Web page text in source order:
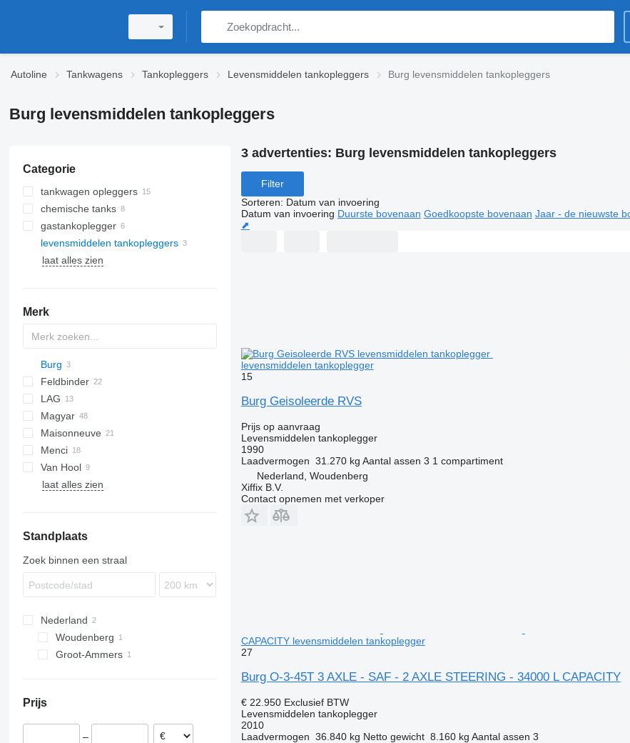
Autoline Tankwagens Tankopleggers Levensmiddelen tankopleggers Burg levensmiddelen tankopleggers
Burg levensmiddelen tankopleggers
Categorie
tankwagen opleggers
chemische tanks
gastankoplegger
levensmiddelen tankopleggers
laat alles zien
Merk
SAPL
KIS
Burg
Feldbinder
EUT
KIP
TSA
LAG
0-3
TGS
Magyar
S-series
SR
Maisonneuve
Menci
SA
SL
SCT
TS
Van Hool
NS
laat alles zien
Standplaats
Zoek binnen een straal
Nederland
Woudenberg
Groot-Ammers
Prijs
–
3 advertenties: Burg levensmiddelen tankopleggers
Filter
Sorteren: Datum van invoering
Datum van invoering Duurste bovenaan Goedkoopste bovenaan Jaar - de nieuwste
⬈
levensmiddelen tankoplegger
15
Burg Geisoleerde RVS
Prijs op aanvraag
Levensmiddelen tankoplegger
1990
Laadvermogen 31.270 kg Aantal assen 3 1 compartiment
Nederland, Woudenberg
Xiffix B.V.
Contact opnemen met verkoper
CAPACITY levensmiddelen tankoplegger
27
Burg O-3-45T 3 AXLE - SAF - 2 AXLE STEERING - 34000 L CAPACITY
€ 22.950 Exclusief BTW
Levensmiddelen tankoplegger
2010
Laadvermogen 36.840 kg Netto gewicht 8.160 kg Aantal assen 3